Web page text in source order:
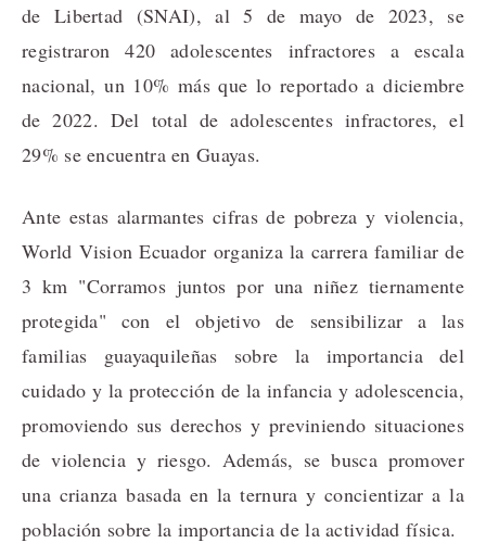
de Libertad (SNAI), al 5 de mayo de 2023, se
registraron 420 adolescentes infractores a escala
nacional, un 10% más que lo reportado a diciembre
de 2022. Del total de adolescentes infractores, el
29% se encuentra en Guayas.
Ante estas alarmantes cifras de pobreza y violencia,
World Vision Ecuador organiza la carrera familiar de
3 km "Corramos juntos por una niñez tiernamente
protegida" con el objetivo de sensibilizar a las
familias guayaquileñas sobre la importancia del
cuidado y la protección de la infancia y adolescencia,
promoviendo sus derechos y previniendo situaciones
de violencia y riesgo. Además, se busca promover
una crianza basada en la ternura y concientizar a la
población sobre la importancia de la actividad física.